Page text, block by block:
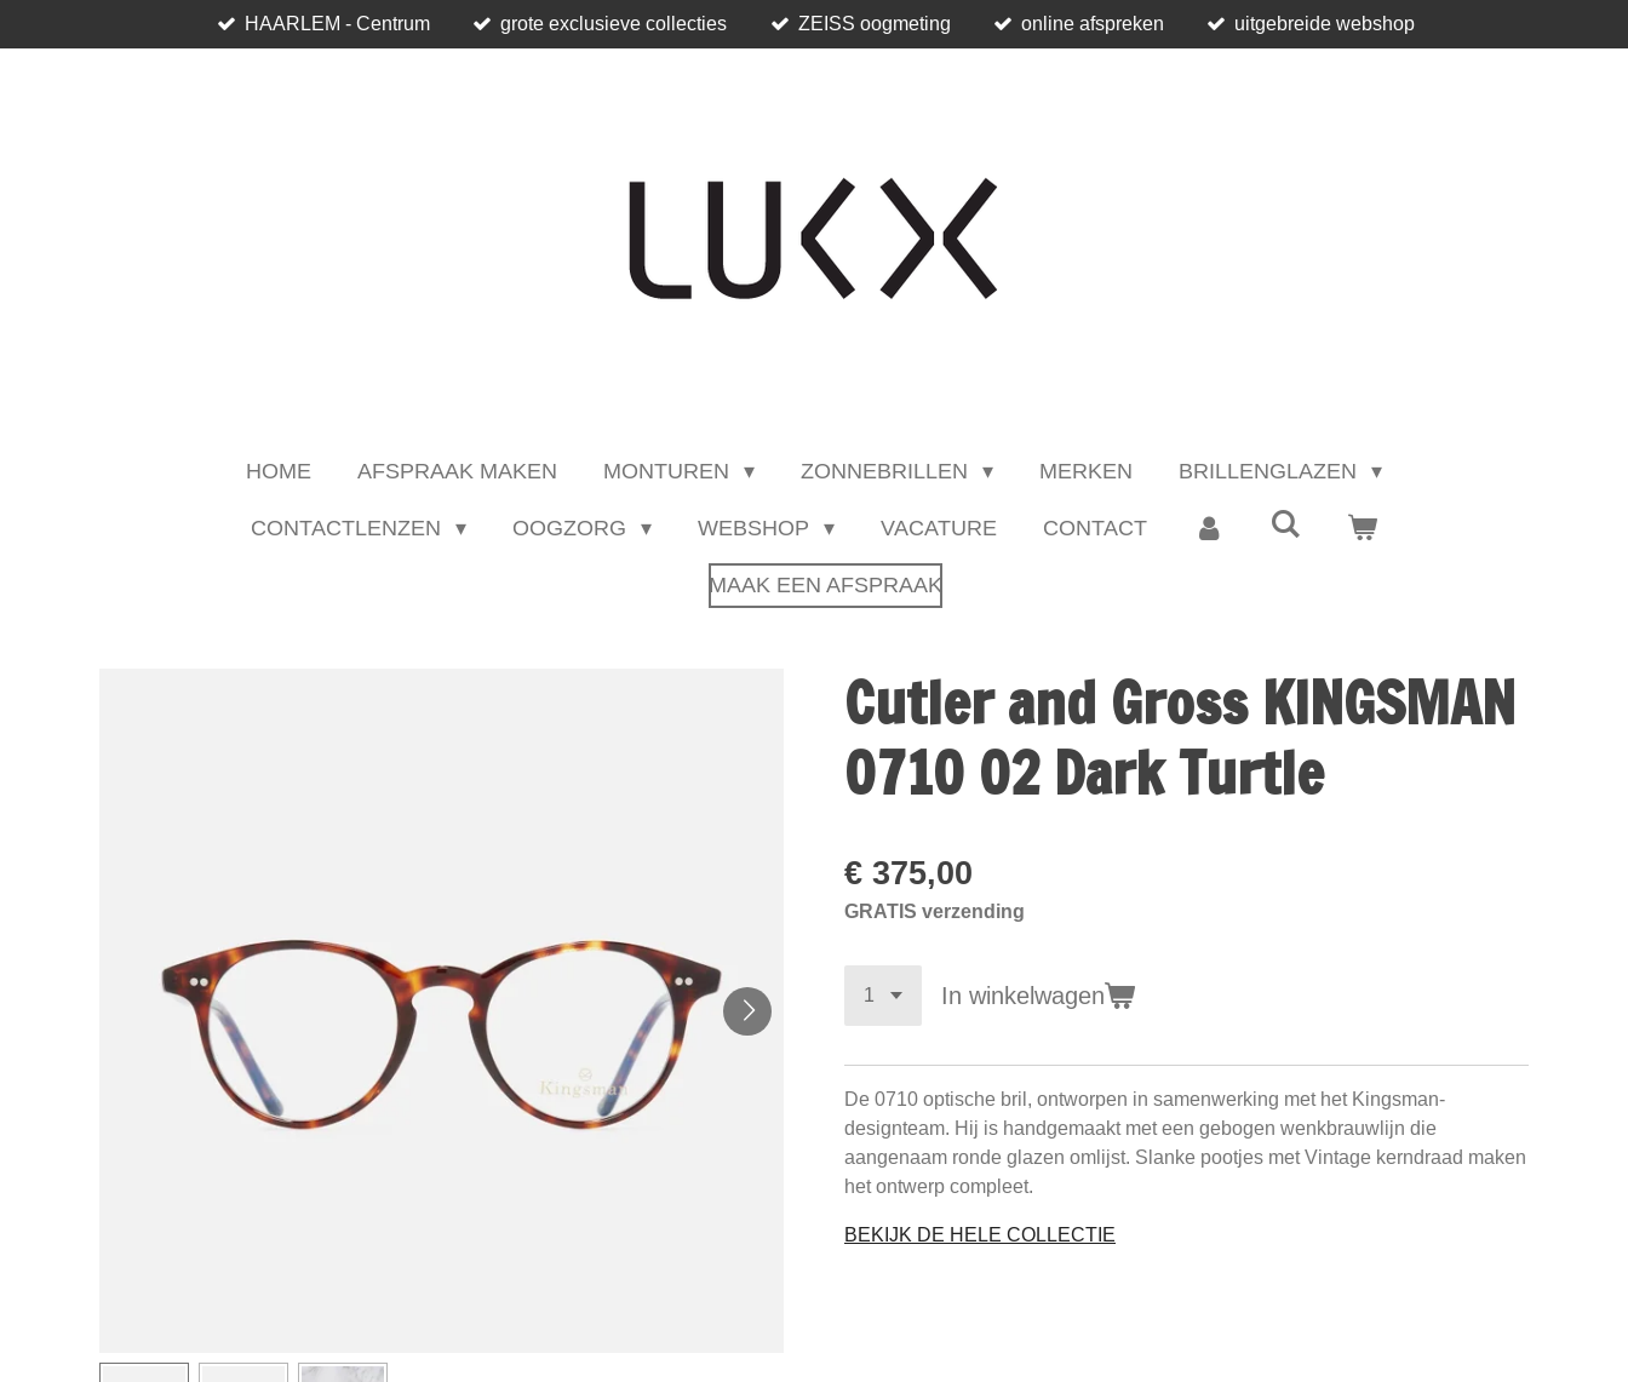
direct
HAARLEM - Centrum grote exclusieve collecties ZEISS oogmeting online afspreken uitgebreide webshop
HOME AFSPRAAK MAKEN MONTUREN ZONNEBRILLEN MERKEN BRILLENGLAZEN
CONTACTLENZEN OOGZORG WEBSHOP VACATURE CONTACT
MAAK EEN AFSPRAAK
Cutler and Gross KINGSMAN
0710 02 Dark Turtle
€ 375,00
GRATIS verzending
In winkelwagen
De 0710 optische bril, ontworpen in samenwerking met het Kingsman-
designteam. Hij is handgemaakt met een gebogen wenkbrauwlijn die
aangenaam ronde glazen omlijst. Slanke pootjes met Vintage kerndraad maken
het ontwerp compleet.
BEKIJK DE HELE COLLECTIE